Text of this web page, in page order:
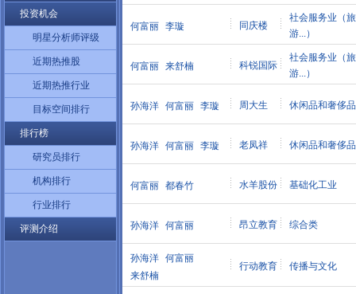
投资机会
明星分析师评级
近期热推股
近期热推行业
目标空间排行
排行榜
研究员排行
机构排行
行业排行
评测介绍
何富丽 李璇 同庆楼
社会服务业（旅
游...）
何富丽 来舒楠 科锐国际
社会服务业（旅
游...）
孙海洋 何富丽 李璇 周大生 休闲品和奢侈品
孙海洋 何富丽 李璇 老凤祥 休闲品和奢侈品
何富丽 都春竹 水羊股份 基础化工业
孙海洋 何富丽 昂立教育 综合类
孙海洋 何富丽
来舒楠
行动教育 传播与文化